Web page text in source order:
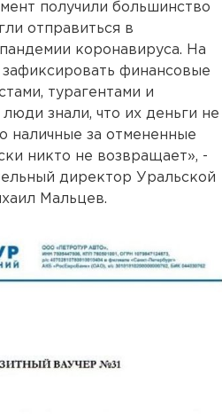
получили большинство
отправиться в
коронавируса. На
финансовые
турагентами и
знали, что их деньги не
наличные за отмененные
никто не возвращает», -
директор Уральской
Мальцев.